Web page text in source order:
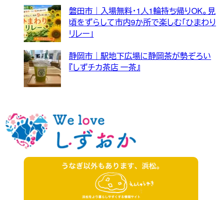
磐田市｜入場無料・1人1輪持ち帰りOK。見
頃をずらして市内9か所で楽しむ「ひまわり
リレー」
静岡市｜駅地下広場に静岡茶が勢ぞろい
『しずチカ茶店 一茶』